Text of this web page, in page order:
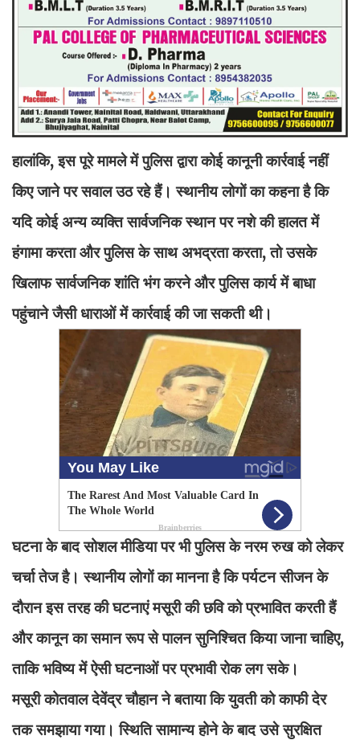
हालांकि, इस पूरे मामले में पुलिस द्वारा कोई कानूनी कार्रवाई नहीं
किए जाने पर सवाल उठ रहे हैं। स्थानीय लोगों का कहना है कि
यदि कोई अन्य व्यक्ति सार्वजनिक स्थान पर नशे की हालत में
हंगामा करता और पुलिस के साथ अभद्रता करता, तो उसके
खिलाफ सार्वजनिक शांति भंग करने और पुलिस कार्य में बाधा
पहुंचाने जैसी धाराओं में कार्रवाई की जा सकती थी।
घटना के बाद सोशल मीडिया पर भी पुलिस के नरम रुख को लेकर
चर्चा तेज है। स्थानीय लोगों का मानना है कि पर्यटन सीजन के
दौरान इस तरह की घटनाएं मसूरी की छवि को प्रभावित करती हैं
और कानून का समान रूप से पालन सुनिश्चित किया जाना चाहिए,
ताकि भविष्य में ऐसी घटनाओं पर प्रभावी रोक लग सके।
मसूरी कोतवाल देवेंद्र चौहान ने बताया कि युवती को काफी देर
तक समझाया गया। स्थिति सामान्य होने के बाद उसे सुरक्षित